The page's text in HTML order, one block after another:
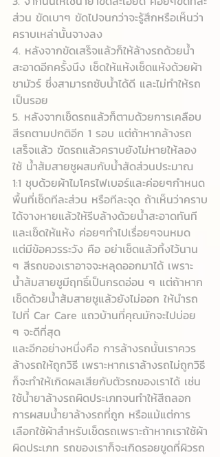
ส่วน ขัดเบาๆ ขัดไปจนกว่าจะรู้สึกหรือเห็นว่า
คราบเหล่านั้นจางลง
4. หลังจากขัดเสร็จแล้วก็ให้ล้างรถด้วยน้ำ
สะอาดอีกครั้งนึง เช็ดให้แห้งเช็ดแห้งด้วยผ้า
ชามัวร์ ซึ่งสามารถซับน้ำได้ดี และไม่ทำให้รถ
เป็นรอย
5. หลังจากเช็ดรถแล้วก็ตามด้วยการเคลือบ
สีรถตามปกติอีก 1 รอบ แต่ถ้าหากล้างรถ
เสร็จแล้ว ขัดรถแล้วคราบยังไม่หายให้ลอง
ใช้ น้ำส้มสายชูผสมกับน้ำสัดส่วนประมาณ
1:1 ชุบด้วยผ้าไมโครไฟเบอร์และค่อยๆกำหนด
พื้นที่เช็ดทีละส่วน หรือทีละจุด ถ้าเห็นว่าคราบ
ได้จางหายแล้วให้รีบล้างด้วยน้ำสะอาดทันที
และเช็ดให้แห้ง ค่อยๆทำไปเรื่อยๆจนหมด
แต่มีข้อควรระวัง คือ อย่าเช็ดแล้วทิ้งไว้นาน
ๆ สีรถของเราอาจจะหลุดออกมาได้ เพราะ
น้ำส้มสายชูมีฤทธิ์เป็นกรดอ่อน ๆ แต่ถ้าหาก
เช็ดด้วยน้ำส้มสายชูแล้วยังไม่ออก ให้นำรถ
ไปที่ Car Care แถวบ้านที่คุณมักจะไปบ่อย
ๆ จะดีที่สุด
และอีกอย่างหนึ่งคือ การล้างรถนั้นเราควร
ล้างรถให้ถูกวิธี เพราะหากเราล้างรถไม่ถูกวิธี
ก็จะทำให้เกิดผลเสียกับตัวรถของเราได้ เช่น
ใช้น้ำยาล้างรถผิดประเภทจนทำให้สีถลอก
การผสมน้ำยาล้างรถที่ถูก หรือแม้แต่การ
เลือกใช้ผ้าสำหรับเช็ดรถเพราะถ้าหากเราใช้ผ้า
ผิดประเภท รถของเราก็จะเกิดรอยขูดที่ผิวรถ